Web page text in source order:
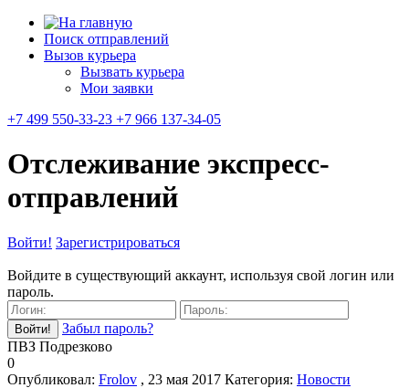
Поиск отправлений
Вызов курьера
Вызвать курьера
Мои заявки
+7 499 550-33-23 +7 966 137-34-05
Отслеживание экспресс-
отправлений
Войти! Зарегистрироваться
Войдите в существующий аккаунт, используя свой логин или
пароль.
Забыл пароль?
ПВЗ Подрезково
0
Опубликовал: Frolov , 23 мая 2017 Категория: Новости